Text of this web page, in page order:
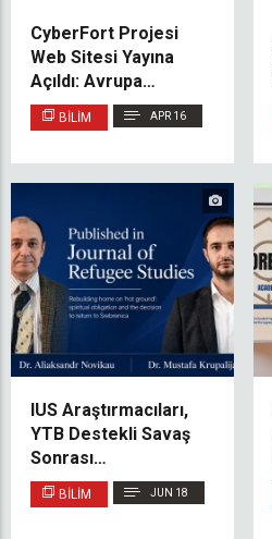
CyberFort Projesi
Web Sitesi Yayına
Açıldı: Avrupa
Genelinde Siber
Güvenlik Farkındalığı
BILIM APR 16
IUS Araştırmacıları,
YTB Destekli Savaş
Sonrası
Srebrenitsa’ya Dönüş
Projesine Katkı Sundu
BILIM JUN 18